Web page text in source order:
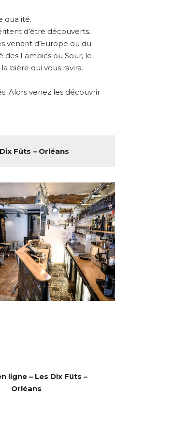
qualité.
d’être découverts.
venant d’Europe ou du
des Lambics ou Sour, le
bière qui vous ravira.
Alors venez les découvrir
Fûts – Orléans
ligne – Les Dix Fûts –
Orléans